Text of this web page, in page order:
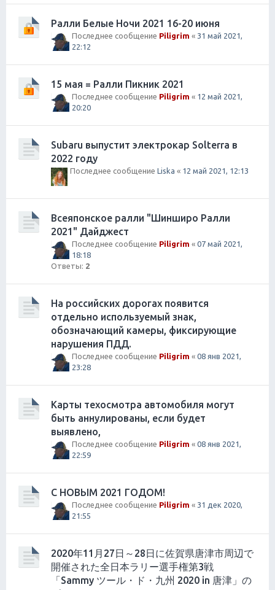
Ралли Белые Ночи 2021 16-20 июня
Последнее сообщение Piligrim « 31 май 2021,
22:12
15 мая = Ралли Пикник 2021
Последнее сообщение Piligrim « 12 май 2021,
20:20
Subaru выпустит электрокар Solterra в
2022 году
Последнее сообщение Liska « 12 май 2021, 12:13
Всеяпонское ралли "Шинширо Ралли
2021" Дайджест
Последнее сообщение Piligrim « 07 май 2021,
18:18
Ответы: 2
На российских дорогах появится
отдельно используемый знак,
обозначающий камеры, фиксирующие
нарушения ПДД.
Последнее сообщение Piligrim « 08 янв 2021,
23:28
Карты техосмотра автомобиля могут
быть аннулированы, если будет
выявлено,
Последнее сообщение Piligrim « 08 янв 2021,
22:59
С НОВЫМ 2021 ГОДОМ!
Последнее сообщение Piligrim « 31 дек 2020,
21:55
2020年11月27日～28日に佐賀県唐津市周辺で
開催された全日本ラリー選手権第3戦
「Sammy ツール・ド・九州 2020 in 唐津」の